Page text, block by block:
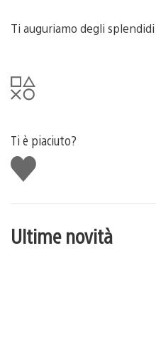
Ti auguriamo degli
Ti è piaciuto?
Mi
piace
Ultime novità